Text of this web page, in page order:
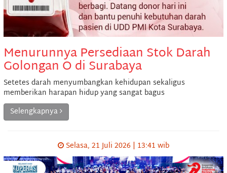
Menurunnya Persediaan Stok Darah
Golongan O di Surabaya
Setetes darah menyumbangkan kehidupan sekaligus
memberikan harapan hidup yang sangat bagus
Selengkapnya
Selasa, 21 Juli 2026 | 13:41 wib